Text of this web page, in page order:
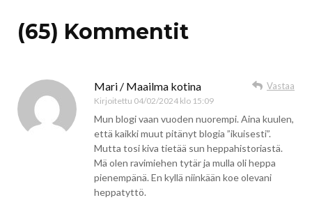
(65) Kommentit
Mari / Maailma kotina
Kirjoitettu 04/02/2024 klo 15:09
Vastaa
Mun blogi vaan vuoden nuorempi. Aina kuulen,
että kaikki muut pitänyt blogia ”ikuisesti”.
Mutta tosi kiva tietää sun heppahistoriastä.
Mä olen ravimiehen tytär ja mulla oli heppa
pienempänä. En kyllä niinkään koe olevani
heppatyttö.